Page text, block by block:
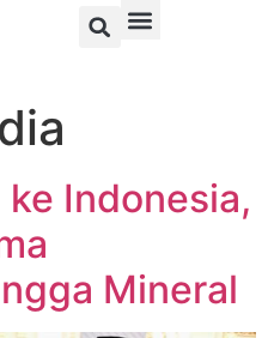
Indonesia,
Mineral